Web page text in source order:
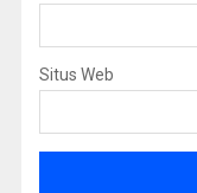
Situs Web